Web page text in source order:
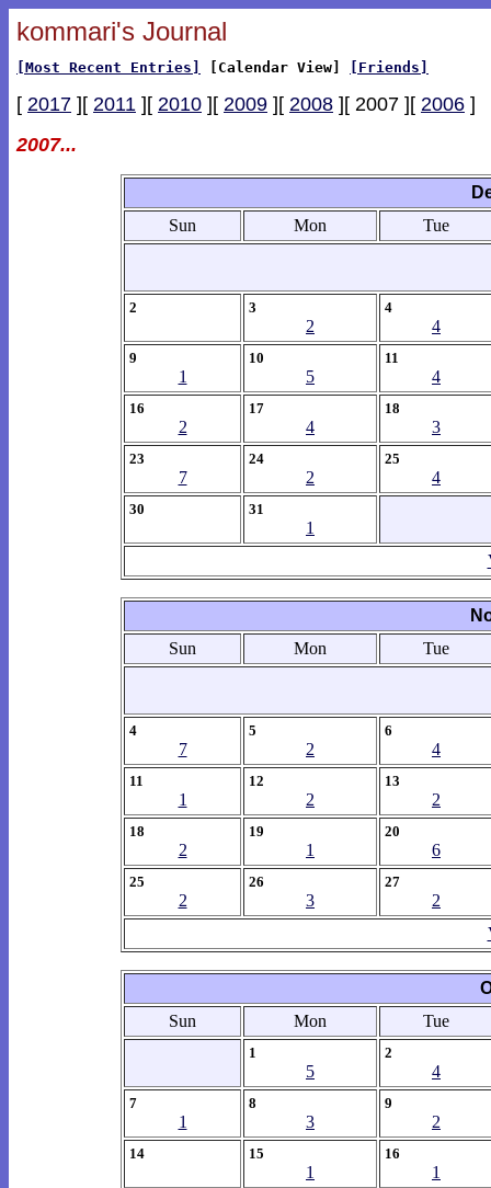
kommari's Journal
[Most Recent Entries] [Calendar View] [Friends]
[ 2017 ][ 2011 ][ 2010 ][ 2009 ][ 2008 ][ 2007 ][ 2006 ]
2007...
Sun
Mon Tue
2 3
2
4
4
9
1
10
5
11
4
16
2
17
4
18
3
23
7
24
2
25
4
30 31
1
Sun
Mon Tue
4
7
5
2
6
4
11
1
12
2
13
2
18
2
19
1
20
6
25
2
26
3
27
2
Sun
Mon Tue
1
5
2
4
7
1
8
3
9
2
14 15
1
16
1